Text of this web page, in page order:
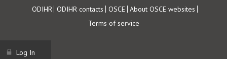
Footer
ODIHR ODIHR contacts OSCE About OSCE websites
Terms of service
Log In